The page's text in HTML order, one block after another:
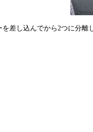
差し込んでから2つに分